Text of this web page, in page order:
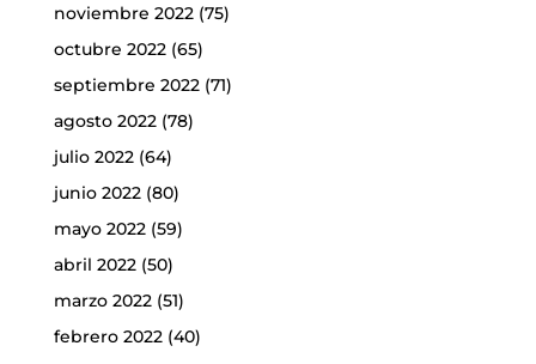
noviembre 2022(75)
octubre 2022(65)
septiembre 2022(71)
agosto 2022(78)
julio 2022(64)
junio 2022(80)
mayo 2022(59)
abril 2022(50)
marzo 2022(51)
febrero 2022(40)